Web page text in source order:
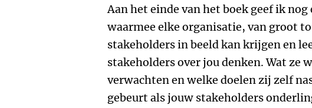
Aan het einde van het boek geef ik nog
waarmee elke organisatie, van groot
stakeholders in beeld kan krijgen en
stakeholders over jou denken. Wat ze
verwachten en welke doelen zij zelf
gebeurt als jouw stakeholders